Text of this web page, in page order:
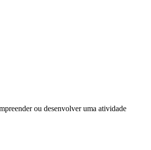
ou desenvolver uma atividade